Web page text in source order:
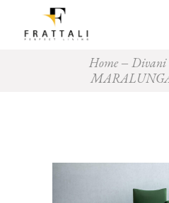
Home Divani